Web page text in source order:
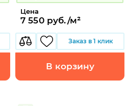
Цена
7 550 руб./м²
Заказ в 1 клик
В корзину